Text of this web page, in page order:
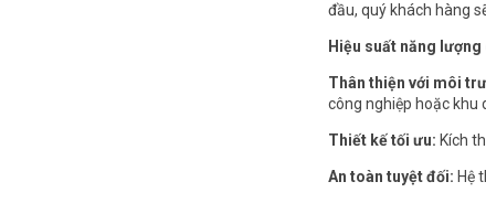
đầu, quý khách hàng
Hiệu suất năng lượng
Thân thiện với môi
công nghiệp hoặc khu
Thiết kế tối ưu: Kích
An toàn tuyệt đối: Hệ